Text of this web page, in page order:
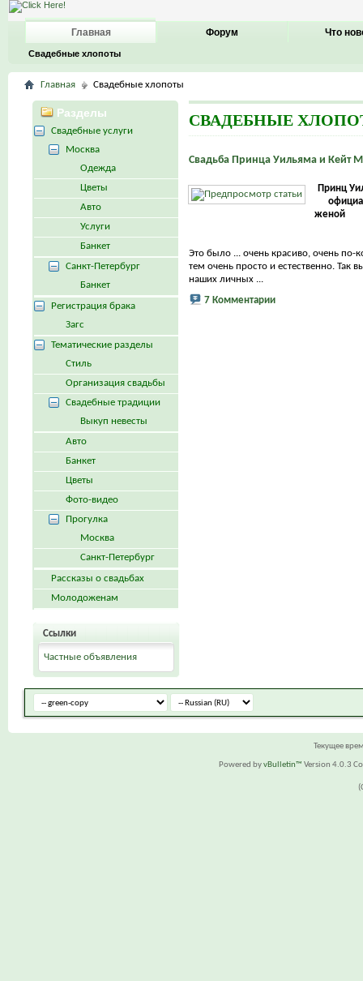
Главная
Свадебные хлопоты
Форум Что
Главная Свадебные хлопоты
СВАДЕБНЫЕ
Свадьба Принца Уильяма и Кейт
Принц
женой
Это было ... очень красиво, очень по-
тем очень просто и естественно. Так
наших личных ...
7 Комментарии
Разделы
Свадебные услуги
Москва
Одежда
Цветы
Авто
Услуги
Банкет
Санкт-Петербург
Банкет
Регистрация брака
Загс
Тематические разделы
Стиль
Организация свадьбы
Свадебные традиции
Выкуп невесты
Авто
Банкет
Цветы
Фото-видео
Прогулка
Москва
Санкт-Петербург
Рассказы о свадьбах
Молодоженам
Ссылки
Частные объявления
Текущее
Powered byvBulletin™ Version 4.0.3